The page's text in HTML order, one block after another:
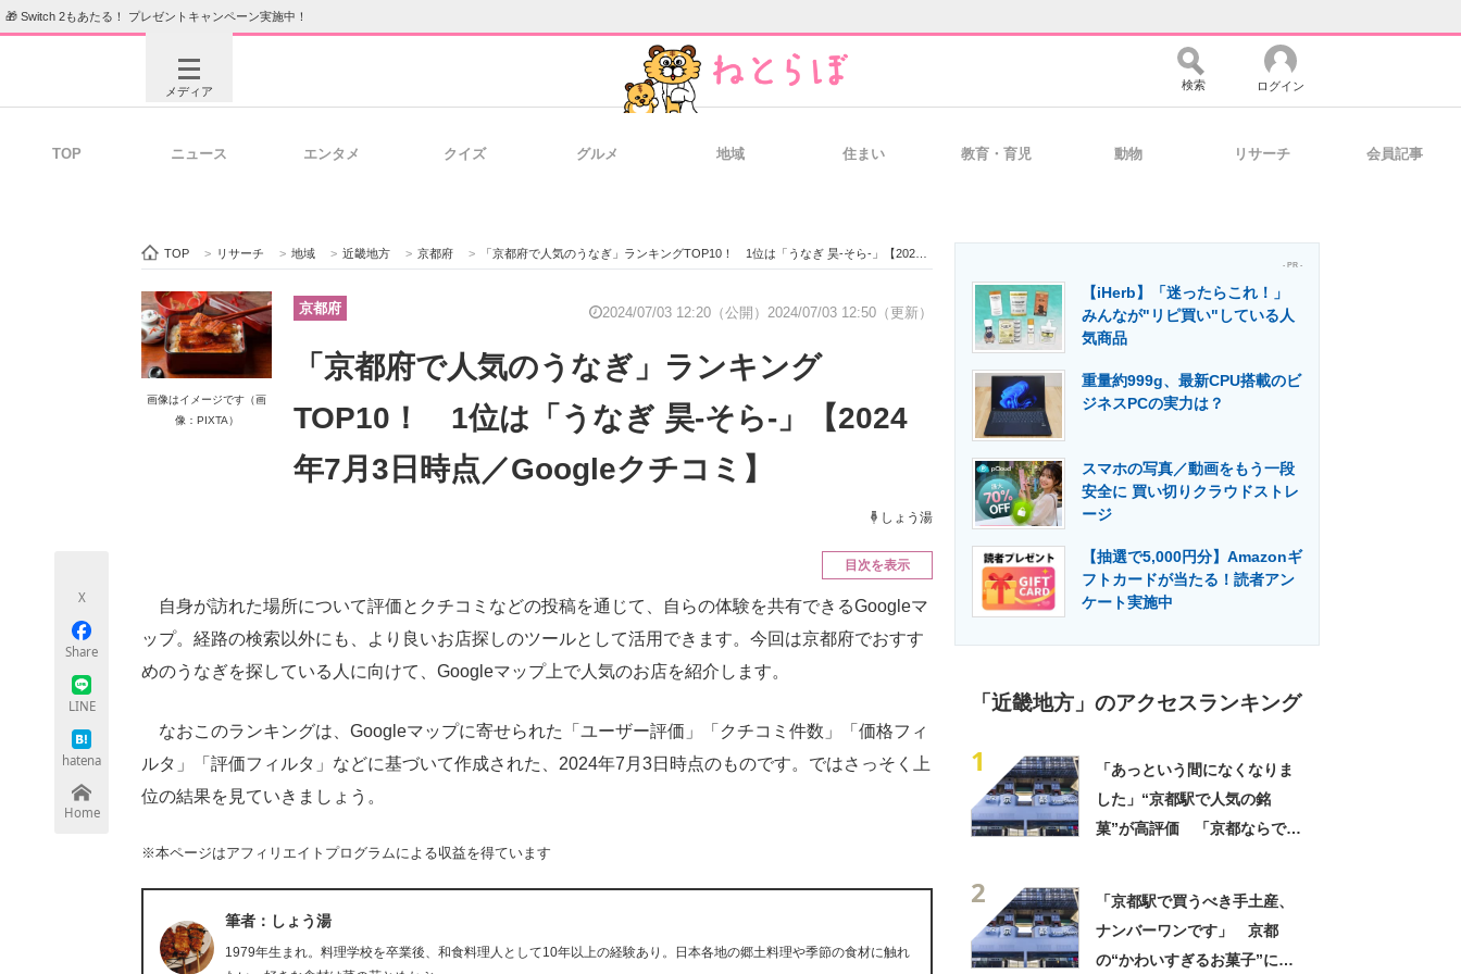
🎁 Switch 2もあたる！ プレゼントキャンペーン実施中！
メディア
ビジネスと働き方のヒント 経営リーダーのコミュニティ マーケ×ITの今がよく分かる
ITエンジニア向け専門サイト 製造業のIT導入・活用を支援
エネルギーの専門メディア 建設×テクノロジーの最前線
ちょっと気になるネットの話題
検索 ログイン
TOP ニュース エンタメ クイズ グルメ 地域 住まい 教育・育児 動物 リサーチ 会員記事
TOP > リサーチ > 地域 > 近畿地方 > 京都府 > 「京都府で人気のうなぎ」ランキングTOP10！ 1位は「うなぎ 昊-そら-」【2024年7月3日時点／Googleクチコミ】
画像はイメージです（画
像：PIXTA）
京都府 2024/07/03 12:20（公開） 2024/07/03 12:50（更新）
「京都府で人気のうなぎ」ランキング
TOP10！ 1位は「うなぎ 昊-そら-」【2024
年7月3日時点／Googleクチコミ】
しょう湯
X
Share
LINE
hatena
Home
目次を表示
自身が訪れた場所について評価とクチコミなどの投稿を通じて、自らの体験を共有できるGoogleマ
ップ。経路の検索以外にも、より良いお店探しのツールとして活用できます。今回は京都府でおすす
めのうなぎを探している人に向けて、Googleマップ上で人気のお店を紹介します。
なおこのランキングは、Googleマップに寄せられた「ユーザー評価」「クチコミ件数」「価格フィ
ルタ」「評価フィルタ」などに基づいて作成された、2024年7月3日時点のものです。ではさっそく上
位の結果を見ていきましょう。
※本ページはアフィリエイトプログラムによる収益を得ています
筆者：しょう湯
1979年生まれ。料理学校を卒業後、和食料理人として10年以上の経験あり。日本各地の郷土料理や季節の食材に触れ
- PR -
【iHerb】「迷ったらこれ！」
みんなが"リピ買い"している人
気商品
重量約999g、最新CPU搭載のビ
ジネスPCの実力は？
スマホの写真／動画をもう一段
安全に 買い切りクラウドストレ
ージ
【抽選で5,000円分】Amazonギ
フトカードが当たる！読者アン
ケート実施中
「近畿地方」のアクセスランキング
1
「あっという間になくなりま
した」“京都駅で人気の銘
菓”が高評価 「京都ならでは
2
「京都駅で買うべき手土産、
ナンバーワンです」 京都
の“かわいすぎるお菓子”に反